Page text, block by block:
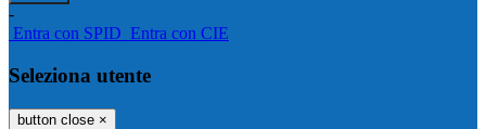
-
Entra con SPID Entra con CIE
Seleziona utente
button close ×